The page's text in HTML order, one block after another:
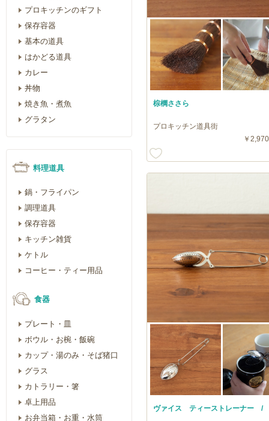
棕櫚ささら
プロキッチン道具街
￥
ヴァイス ティーストレーナー /
プロキッチンのギフト
保存容器
基本の道具
はかどる道具
カレー
丼物
焼き魚・煮魚
グラタン
料理道具
鍋・フライパン
調理道具
保存容器
キッチン雑貨
ケトル
コーヒー・ティー用品
食器
プレート・皿
ボウル・お椀・飯碗
カップ・湯のみ・そば猪口
グラス
カトラリー・箸
卓上用品
お弁当箱・お重・水筒